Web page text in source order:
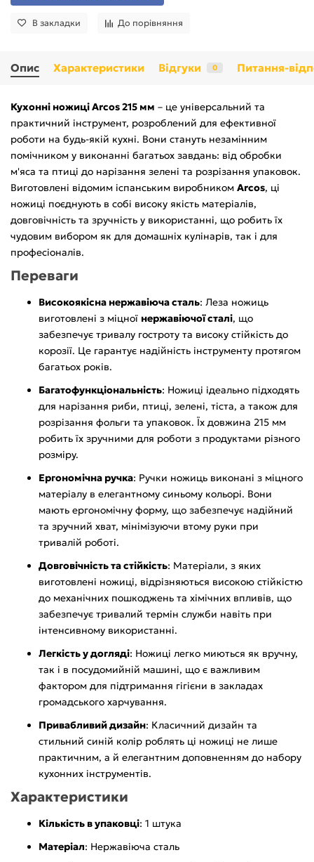
В закладки До порівняння
Опис Характеристики Відгуки 0 Питання-
Кухонні ножиці Arcos 215 мм – це універсальний та
практичний інструмент, розроблений для ефективної
роботи на будь-якій кухні. Вони стануть незамінним
помічником у виконанні багатьох завдань: від обробки
м'яса та птиці до нарізання зелені та розрізання упаковок.
Виготовлені відомим іспанським виробником Arcos, ці
ножиці поєднують в собі високу якість матеріалів,
довговічність та зручність у використанні, що робить їх
чудовим вибором як для домашніх кулінарів, так і для
професіоналів.
Переваги
Високоякісна нержавіюча сталь: Леза ножиць
виготовлені з міцної нержавіючої сталі, що
забезпечує тривалу гостроту та високу стійкість до
корозії. Це гарантує надійність інструменту протягом
багатьох років.
Багатофункціональність: Ножиці ідеально підходять
для нарізання риби, птиці, зелені, тіста, а також для
розрізання фольги та упаковок. Їх довжина 215 мм
робить їх зручними для роботи з продуктами різного
розміру.
Ергономічна ручка: Ручки ножиць виконані з міцного
матеріалу в елегантному синьому кольорі. Вони
мають ергономічну форму, що забезпечує надійний
та зручний хват, мінімізуючи втому руки при
тривалій роботі.
Довговічність та стійкість: Матеріали, з яких
виготовлені ножиці, відрізняються високою стійкістю
до механічних пошкоджень та хімічних впливів, що
забезпечує тривалий термін служби навіть при
інтенсивному використанні.
Легкість у догляді: Ножиці легко миються як вручну,
так і в посудомийній машині, що є важливим
фактором для підтримання гігієни в закладах
громадського харчування.
Привабливий дизайн: Класичний дизайн та
стильний синій колір роблять ці ножиці не лише
практичним, а й елегантним доповненням до набору
кухонних інструментів.
Характеристики
Кількість в упаковці: 1 штука
Матеріал: Нержавіюча сталь